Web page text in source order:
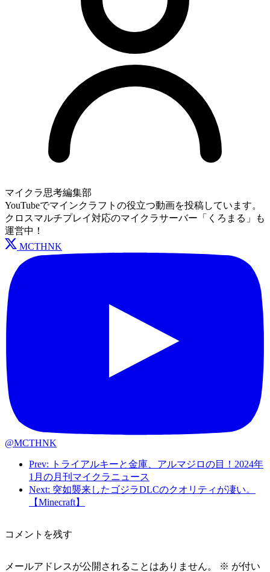
マイクラ思考編集部
YouTubeでマインクラフトの役立つ動画を投稿しています。
クロスマルチプレイ対応のマイクラサーバー「くろまる」も
運営中！
MCTHNK
@MCTHNK
Prev: トライアルキーと金庫、アルマジロの目！2024年
1月の月刊マイクラニュース
Next: 突如襲来したゴジラDLCのクオリティが凄い。
【Minecraft】
コメントを残す
メールアドレスが公開されることはありません。 ※ が付い